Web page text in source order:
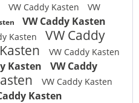
VW Caddy Kasten
VW
VW Caddy Kasten
Kasten
VW Caddy
VW Caddy Kasten
Kasten
VW Caddy
VW Caddy Kasten
Kasten